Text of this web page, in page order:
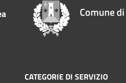
Comune
CATEGORIE DI SERVIZIO